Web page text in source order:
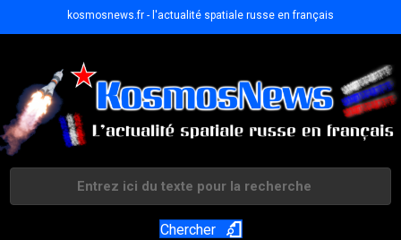
kosmosnews.fr - l'actualité spatiale russe en français
Chercher